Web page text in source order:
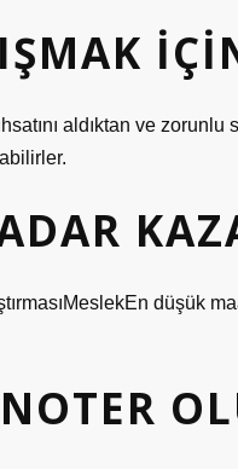
aldıktan ve zorunlu
düşük